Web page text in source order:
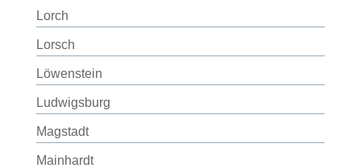
Lorch
Lorsch
Löwenstein
Ludwigsburg
Magstadt
Mainhardt